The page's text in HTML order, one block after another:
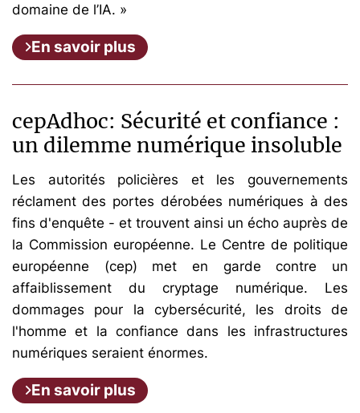
domaine de l’IA. »
En savoir plus
cepAdhoc: Sécurité et confiance :
un dilemme numérique insoluble
Les autorités policières et les gouvernements
réclament des portes dérobées numériques à des
fins d'enquête - et trouvent ainsi un écho auprès de
la Commission européenne. Le Centre de politique
européenne (cep) met en garde contre un
affaiblissement du cryptage numérique. Les
dommages pour la cybersécurité, les droits de
l'homme et la confiance dans les infrastructures
numériques seraient énormes.
En savoir plus